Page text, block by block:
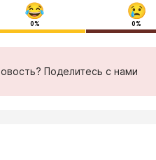
0% 0%
Поделитесь с нами